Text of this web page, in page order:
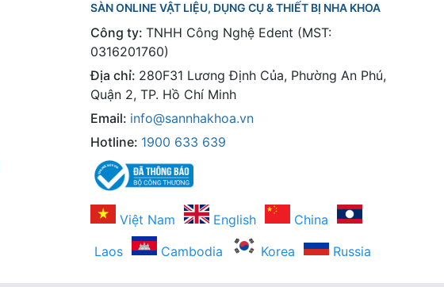
SÀN ONLINE VẬT LIỆU, DỤNG CỤ & THIẾT BỊ NHA KHOA
Công ty: TNHH Công Nghệ Edent (MST:
0316201760)
Địa chỉ: 280F31 Lương Định Của, Phường An Phú,
Quận 2, TP. Hồ Chí Minh
Email: info@sannhakhoa.vn
Hotline: 1900 633 639
Việt Nam English
China
Laos
Cambodia Korea Russia